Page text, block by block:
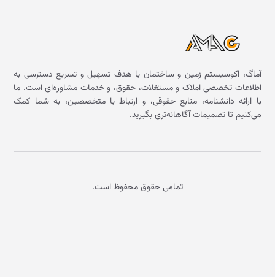
آماگ، اکوسیستم زمین و ساختمان با هدف تسهیل و تسریع دسترسی به
اطلاعات تخصصی املاک و مستغلات، حقوق، و خدمات مشاوره‌ای است. ما
با ارائه دانشنامه، منابع حقوقی، و ارتباط با متخصصین، به شما کمک
می‌کنیم تا تصمیمات آگاهانه‌تری بگیرید.
تمامی حقوق محفوظ است.